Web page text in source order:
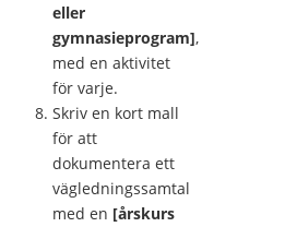
eller
gymnasieprogram],
med en aktivitet
för varje.
Skriv en kort mall
för att
dokumentera ett
vägledningssamtal
med en [årskurs